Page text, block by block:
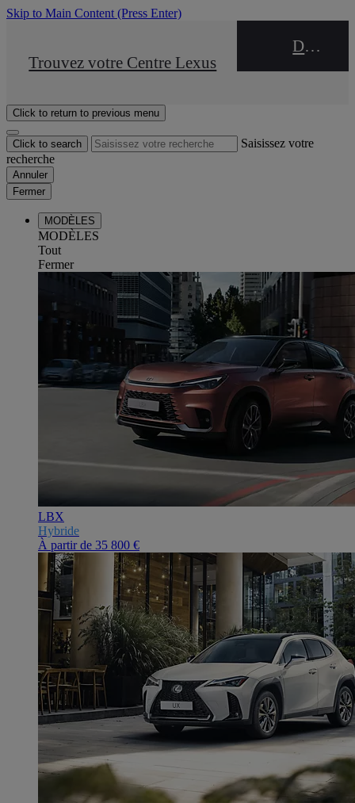
Skip to Main Content (Press Enter)
STOP DRIVE Takata
Trouvez votre Centre Lexus
DEALER NAME
Click to return to previous menu
Click to search
Saisissez votre
recherche
Annuler
Fermer
MODÈLES
MODÈLES
Tout
Fermer
LBX
Hybride
À partir de 35 800 €